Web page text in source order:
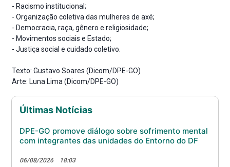
- Racismo institucional;
- Organização coletiva das mulheres de axé;
- Democracia, raça, gênero e religiosidade;
- Movimentos sociais e Estado;
- Justiça social e cuidado coletivo.
Texto: Gustavo Soares (Dicom/DPE-GO)
Arte: Luna Lima (Dicom/DPE-GO)
Últimas Notícias
DPE-GO promove diálogo sobre sofrimento mental
com integrantes das unidades do Entorno do DF
06/08/2026 18:03